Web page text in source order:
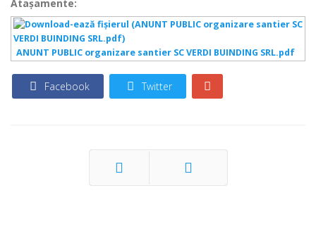
Ataşamente:
ANUNT PUBLIC organizare santier SC VERDI BUINDING SRL.pdf
Facebook Twitter